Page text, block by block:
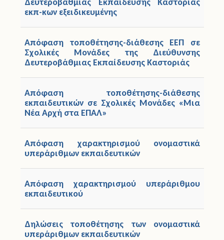
εκπ-κων εξειδικευμένης
Απόφαση τοποθέτησης-διάθεσης ΕΕΠ σε
Σχολικές Μονάδες της Διεύθυνσης
Δευτεροβάθμιας Εκπαίδευσης Καστοριάς
Απόφαση τοποθέτησης-διάθεσης
εκπαιδευτικών σε Σχολικές Μονάδες «Μια
Νέα Αρχή στα ΕΠΑΛ»
Απόφαση χαρακτηρισμού ονομαστικά
υπεράριθμων εκπαιδευτικών
Απόφαση χαρακτηρισμού υπεράριθμου
εκπαιδευτικού
Δηλώσεις τοποθέτησης των ονομαστικά
υπεράριθμων εκπαιδευτικών